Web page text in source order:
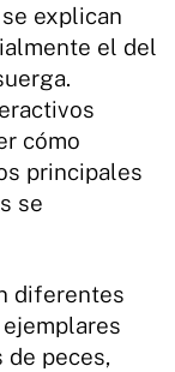
explican
el del
cómo
principales
se
diferentes
peces,